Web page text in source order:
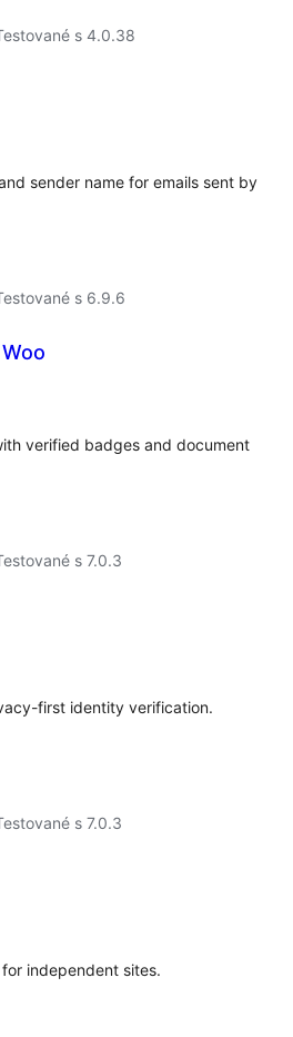
s 4.0.38
sender name for emails sent by
s 6.9.6
verified badges and document
s 7.0.3
first identity verification.
s 7.0.3
independent sites.